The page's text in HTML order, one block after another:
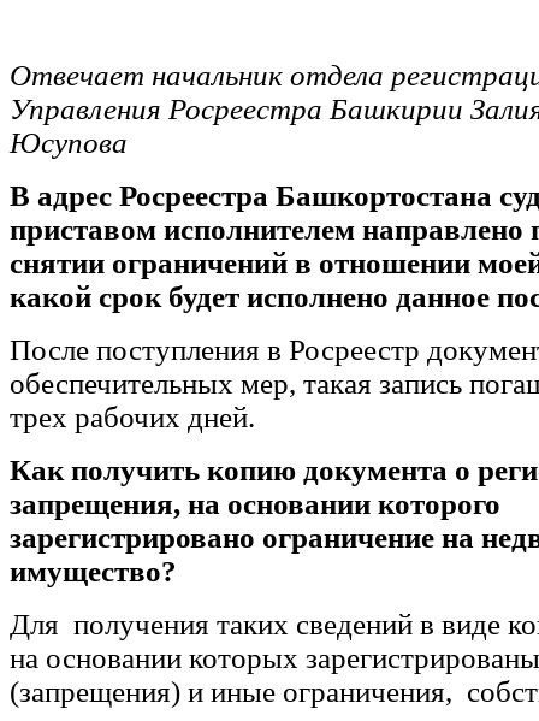
Отвечает начальник отдела
Управления Росреестра Башкирии
Юсупова
В адрес Росреестра Башкортостана
приставом исполнителем направлено
снятии ограничений в отношении
какой срок будет исполнено данное
После поступления в Росреестр
обеспечительных мер, такая запись
трех рабочих дней.
Как получить копию документа о
запрещения, на основании которого
зарегистрировано ограничение на
имущество?
Для получения таких сведений в виде
на основании которых
(запрещения) и иные ограничения,